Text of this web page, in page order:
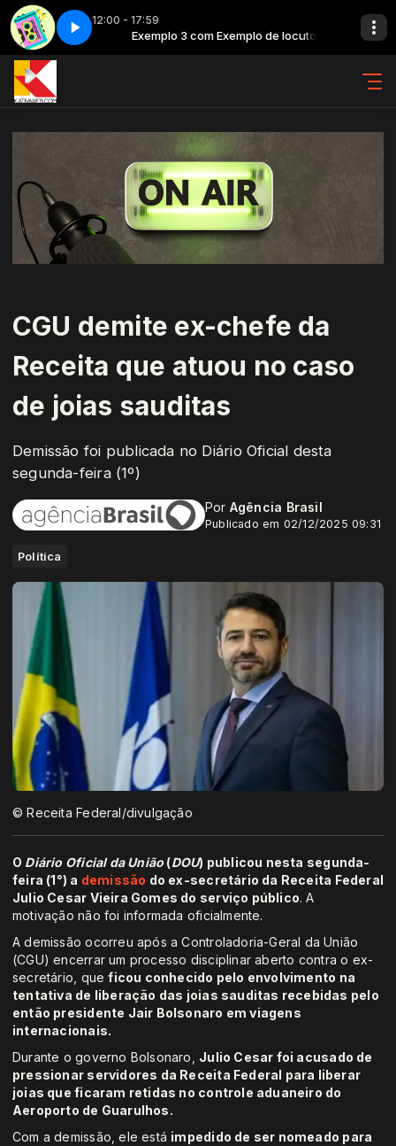
12:00 - 17:59
de locutor Exemplo 3 com Exemplo de locutor
Hits 80 - Parte 1
de locutora Exemplo 4 com Exemplo de locutora
CGU demite ex-chefe da
Receita que atuou no caso
de joias sauditas
Demissão foi publicada no Diário Oficial desta
segunda-feira (1º)
Por Agência Brasil
Publicado em 02/12/2025 09:31
Política
© Receita Federal/divulgação
O Diário Oficial da União (DOU) publicou nesta segunda-
feira (1°) a demissão do ex-secretário da Receita Federal
Julio Cesar Vieira Gomes do serviço público. A
motivação não foi informada oficialmente.
A demissão ocorreu após a Controladoria-Geral da União
(CGU) encerrar um processo disciplinar aberto contra o ex-
secretário, queficou conhecido pelo envolvimento na
tentativa de liberação das joias sauditas recebidas pelo
então presidente Jair Bolsonaro em viagens
internacionais.
Durante o governo Bolsonaro, Julio Cesar foi acusado de
pressionar servidores da Receita Federal para liberar
joias que ficaram retidas no controle aduaneiro do
Aeroporto de Guarulhos.
Com a demissão, ele está impedido de ser nomeado para